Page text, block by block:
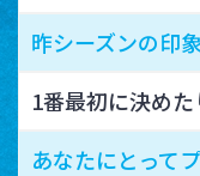
昨シーズンの印
1番最初に決め
あなたにとって